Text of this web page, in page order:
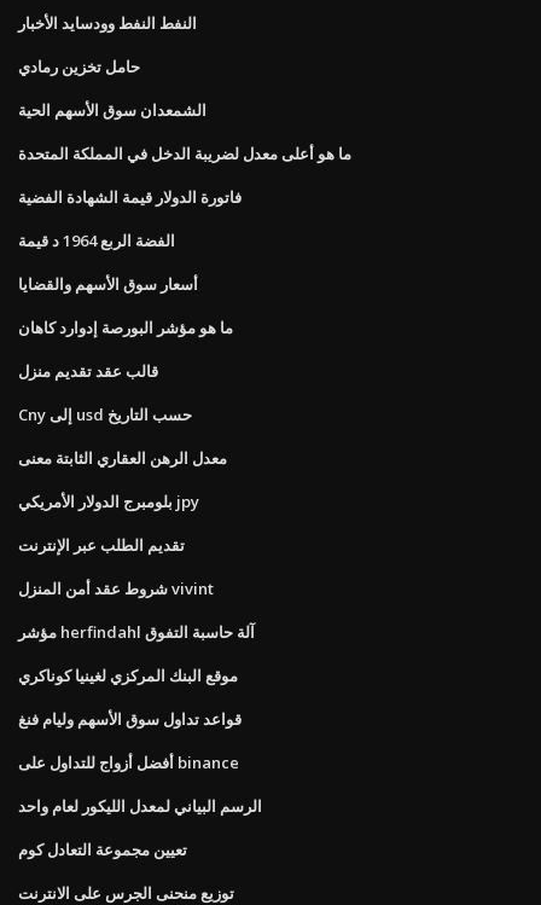
النفط النفط وودسايد الأخبار
حامل تخزين رمادي
الشمعدان سوق الأسهم الحية
ما هو أعلى معدل لضريبة الدخل في المملكة المتحدة
فاتورة الدولار قيمة الشهادة الفضية
الفضة الربع 1964 د قيمة
أسعار سوق الأسهم والقضايا
ما هو مؤشر البورصة إدوارد كاهان
قالب عقد تقديم منزل
Cny إلى usd حسب التاريخ
معدل الرهن العقاري الثابتة معنى
بلومبرج الدولار الأمريكي jpy
تقديم الطلب عبر الإنترنت
شروط عقد أمن المنزل vivint
مؤشر herfindahl آلة حاسبة التفوق
موقع البنك المركزي لغينيا كوناكري
قواعد تداول سوق الأسهم وليام فنغ
أفضل أزواج للتداول على binance
الرسم البياني لمعدل الليكور لعام واحد
تعيين مجموعة التعادل كوم
توزيع منحنى الجرس على الانترنت